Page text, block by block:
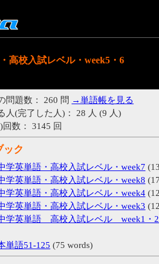
高校入試レベル・week5・6
問題数： 260 問 →単語帳を見る
人(完了した人)： 28 人 (9 人)
数： 3145 回
ック
学英単語・高校入試レベル・week7
学英単語・高校入試レベル・week8
学英単語・高校入試レベル・week4
学英単語・高校入試レベル・week3
学英単語 高校入試レベル week1・2
単語51-125 (75 words)